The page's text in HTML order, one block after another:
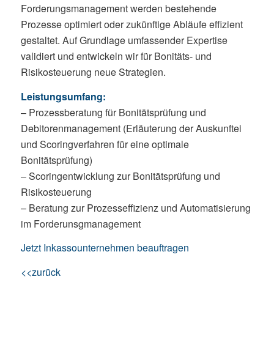
Forderungsmanagement werden bestehende
Prozesse optimiert oder zukünftige Abläufe effizient
gestaltet. Auf Grundlage umfassender Expertise
validiert und entwickeln wir für Bonitäts- und
Risikosteuerung neue Strategien.
Leistungsumfang:
– Prozessberatung für Bonitätsprüfung und
Debitorenmanagement (Erläuterung der Auskunftei
und Scoringverfahren für eine optimale
Bonitätsprüfung)
– Scoringentwicklung zur Bonitätsprüfung und
Risikosteuerung
– Beratung zur Prozesseffizienz und Automatisierung
im Forderunsgmanagement
Jetzt Inkassounternehmen beauftragen
<<zurück